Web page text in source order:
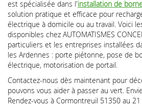
est spécialisée dans l'installation de
solution pratique et efficace pour
électrique à domicile ou au travail. Voici
disponibles chez AUTOMATISMES
particuliers et les entreprises installées
les Ardennes : porte piétonne, pose de
électrique, motorisation de portail.
Contactez-nous dès maintenant pour
pouvons vous aider à passer au vert.
Rendez-vous à Cormontreuil 51350 au